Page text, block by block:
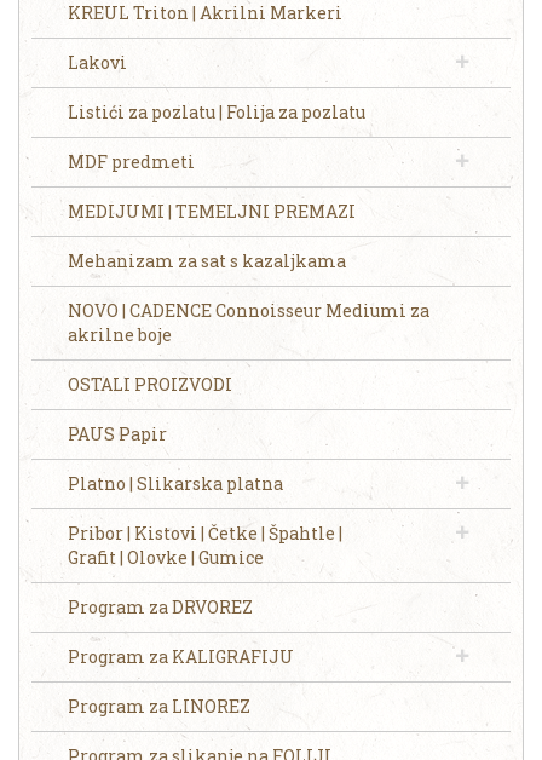
KREUL Triton | Akrilni Markeri
Lakovi
Listići za pozlatu | Folija za pozlatu
MDF predmeti
MEDIJUMI | TEMELJNI PREMAZI
Mehanizam za sat s kazaljkama
NOVO | CADENCE Connoisseur Mediumi za
akrilne boje
OSTALI PROIZVODI
PAUS Papir
Platno | Slikarska platna
Pribor | Kistovi | Četke | Špahtle |
Grafit | Olovke | Gumice
Program za DRVOREZ
Program za KALIGRAFIJU
Program za LINOREZ